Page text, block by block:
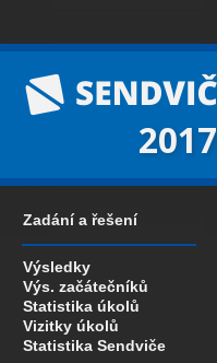
2017
Zadání a řešení
Výsledky
Výs. začátečníků
Statistika úkolů
Vizitky úkolů
Statistika Sendviče